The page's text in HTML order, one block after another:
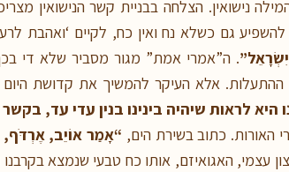
נישואין. הצלחה בבניית קשר הנישואין
גם כשלא נח ואין כח, לקיים ‘ואהבת
. ה”אמרי אמת” מגור מסביר שלא די
ההתעלות. אלא העיקר להמשיך את קדושת
לראות שיהיה בינינו בנין עדי עד,
האורות. כתוב בשירת הים, “אָמַר אוֹיֵב,
עצמי, האגואיזם, אותו כח טבעי שנמצא